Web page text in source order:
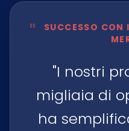
"
SUCCESSO CON
"I nostri
migliaia di
ha